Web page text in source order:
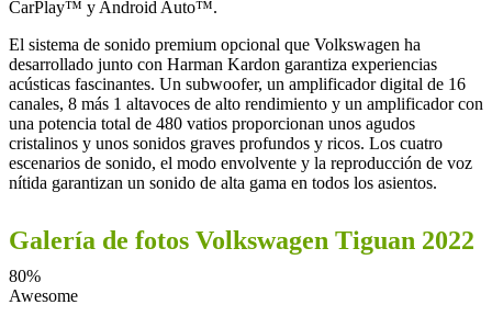
CarPlay™ y Android Auto™.
El sistema de sonido premium opcional que Volkswagen ha
desarrollado junto con Harman Kardon garantiza experiencias
acústicas fascinantes. Un subwoofer, un amplificador digital de 16
canales, 8 más 1 altavoces de alto rendimiento y un amplificador con
una potencia total de 480 vatios proporcionan unos agudos
cristalinos y unos sonidos graves profundos y ricos. Los cuatro
escenarios de sonido, el modo envolvente y la reproducción de voz
nítida garantizan un sonido de alta gama en todos los asientos.
Galería de fotos Volkswagen Tiguan 2022
80%
Awesome